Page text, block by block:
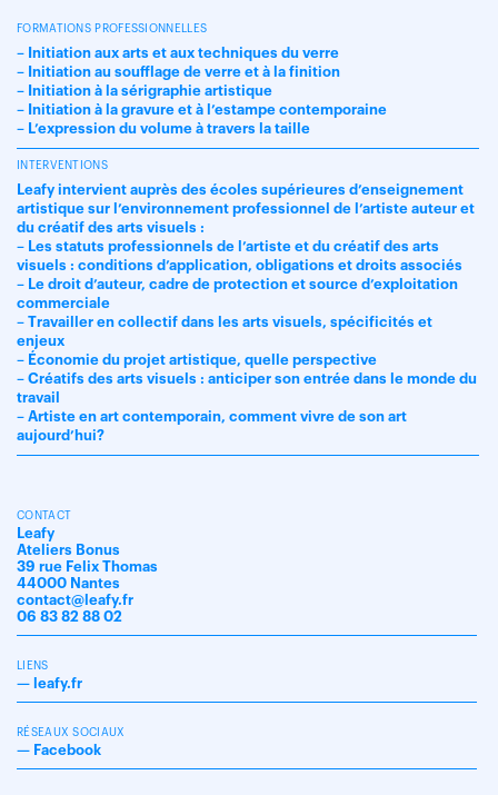
FORMATIONS PROFESSIONNELLES
– Initiation aux arts et aux techniques du verre
– Initiation au soufflage de verre et à la finition
– Initiation à la sérigraphie artistique
– Initiation à la gravure et à l’estampe contemporaine
– L’expression du volume à travers la taille
INTERVENTIONS
Leafy intervient auprès des écoles supérieures d’enseignement
artistique sur l’environnement professionnel de l’artiste auteur et
du créatif des arts visuels :
– Les statuts professionnels de l’artiste et du créatif des arts
visuels : conditions d’application, obligations et droits associés
– Le droit d’auteur, cadre de protection et source d’exploitation
commerciale
– Travailler en collectif dans les arts visuels, spécificités et
enjeux
– Économie du projet artistique, quelle perspective
– Créatifs des arts visuels : anticiper son entrée dans le monde du
travail
– Artiste en art contemporain, comment vivre de son art
aujourd’hui?
CONTACT
Leafy
Ateliers Bonus
39 rue Felix Thomas
44000 Nantes
contact@leafy.fr
06 83 82 88 02
LIENS
— leafy.fr
RÉSEAUX SOCIAUX
— Facebook